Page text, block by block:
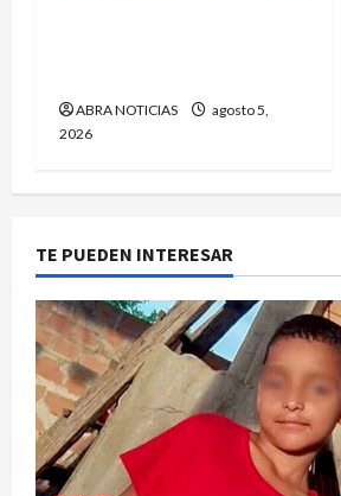
ABRA NOTICIAS
agosto 5,
2026
TE PUEDEN INTERESAR